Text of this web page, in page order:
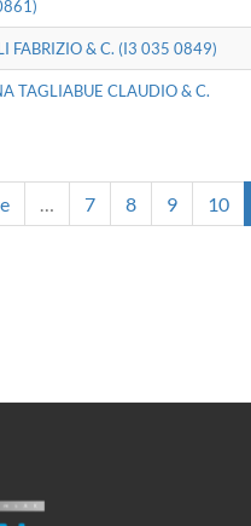
FABRIZIO & C. (I3 035 0849)
TAGLIABUE CLAUDIO & C.
… 7 8 9 10